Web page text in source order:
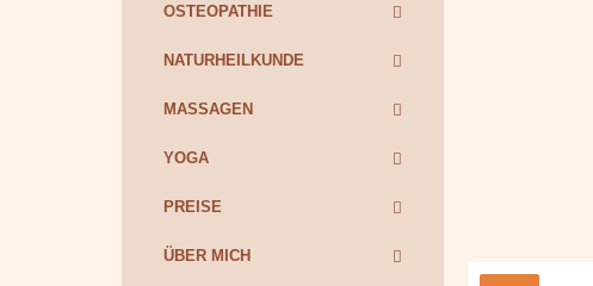
OSTEOPATHIE
NATURHEILKUNDE
MASSAGEN
YOGA
PREISE
ÜBER MICH